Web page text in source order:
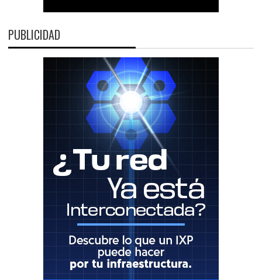
PUBLICIDAD